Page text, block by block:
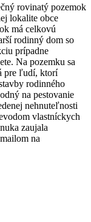
rovinatý pozemok
lokalite obce
má celkovú
rodinný dom so
prípadne
Na pozemku sa
pre ľudí, ktorí
rodinného
na pestovanie
nehnuteľnosti
vlastníckych
zaujala
na